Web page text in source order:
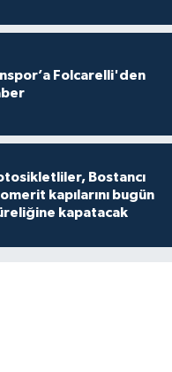
Folcarelli'den
Bostancı
kapılarını bugün
kapatacak